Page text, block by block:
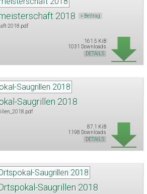
2018
» Beitrag
2018.pdf
161.5 KiB
1031 Downloads
DETAILS
Saugrillen 2018
87.1 KiB
1198 Downloads
DETAILS
Saugrillen 2018